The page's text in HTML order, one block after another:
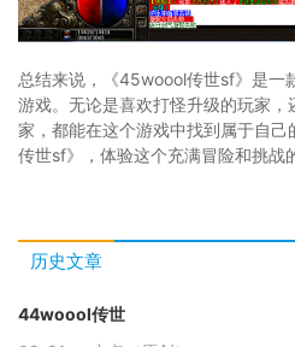
总结来说，《45woool传世sf》是一
游戏。无论是喜欢打怪升级的玩家
家，都能在这个游戏中找到属于自
传世sf》，体验这个充满冒险和挑战
历史文章
44woool传世